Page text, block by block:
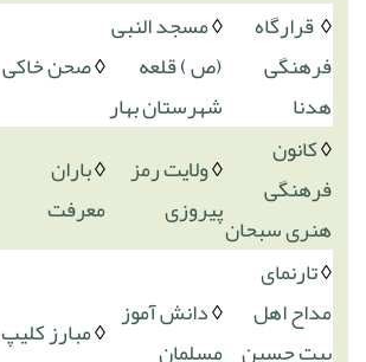
◊قرارگاه
فرهنگی
هدنا
◊مسجد النبی
(ص ) قلعه
شهرستان بهار
◊صحن خاکی
◊کانون
فرهنگی
هنری سبحان
◊ولایت رمز
پیروزی
◊باران
معرفت
◊تارنمای
مداح اهل
بیت حسین
◊دانش آموز
مسلمان
◊مبارز کلیپ